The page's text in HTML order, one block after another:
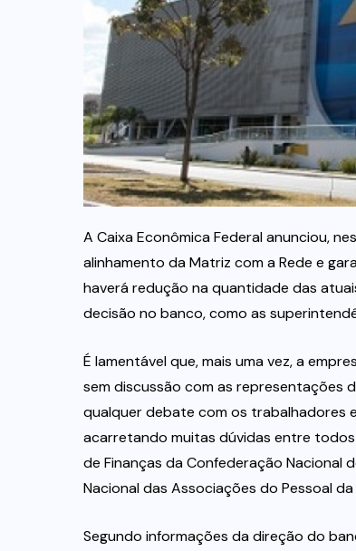
A Caixa Econômica Federal anunciou,
alinhamento da Matriz com a Rede e
haverá redução na quantidade das
decisão no banco, como as
É lamentável que, mais uma vez, a
sem discussão com as representações
qualquer debate com os trabalhadores
acarretando muitas dúvidas entre todos
de Finanças da Confederação Nacional
Nacional das Associações do Pessoal
Segundo informações da direção do